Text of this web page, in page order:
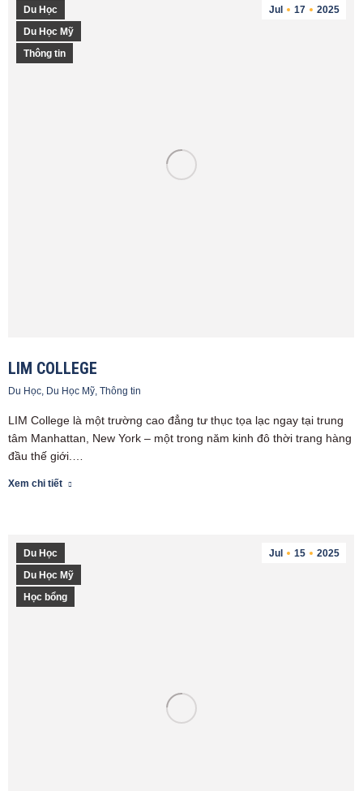
Jul 17 2025
Du Học
Du Học Mỹ
Thông tin
LIM COLLEGE
Du Học, Du Học Mỹ, Thông tin
LIM College là một trường cao đẳng tư thục tọa lạc ngay tại trung
tâm Manhattan, New York – một trong năm kinh đô thời trang hàng
đầu thế giới.…
Xem chi tiết
Jul 15 2025
Du Học
Du Học Mỹ
Học bổng